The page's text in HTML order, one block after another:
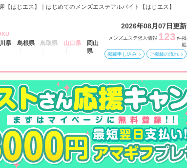
はじエス】｜はじめてのメンズエステアルバイト【はじエス】
県 島根県 鳥取県 山口県
岡山
県
2026年08月07日更新
メンズエステ求人情報 123 件掲
載
掲載申し込み
ご掲載の流れ